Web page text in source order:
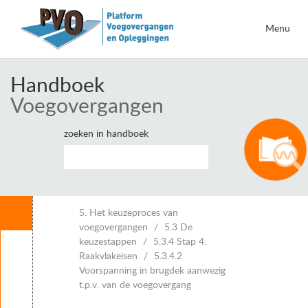
Menu
Handboek
Voegovergangen
zoeken in handboek
Leeswijzer
1. Inleiding voegovergangen
2. Eisen voor voegovergangen
5. Het keuzeproces van
voegovergangen
5.3 De
keuzestappen
5.3.4 Stap 4:
Raakvlakeisen
5.3.4.2
Voorspanning in brugdek aanwezig
t.p.v. van de voegovergang